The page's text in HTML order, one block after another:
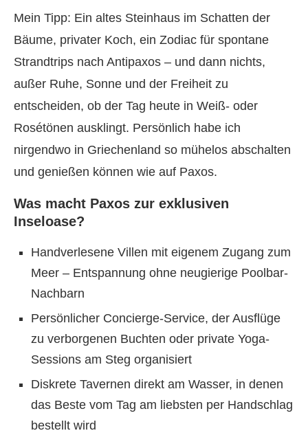
Mein Tipp: Ein altes Steinhaus im Schatten der
Bäume, privater Koch, ein Zodiac für spontane
Strandtrips nach Antipaxos – und dann nichts,
außer Ruhe, Sonne und der Freiheit zu
entscheiden, ob der Tag heute in Weiß- oder
Rosétönen ausklingt. Persönlich habe ich
nirgendwo in Griechenland so mühelos abschalten
und genießen können wie auf Paxos.
Was macht Paxos zur exklusiven
Inseloase?
Handverlesene Villen mit eigenem Zugang zum
Meer – Entspannung ohne neugierige Poolbar-
Nachbarn
Persönlicher Concierge-Service, der Ausflüge
zu verborgenen Buchten oder private Yoga-
Sessions am Steg organisiert
Diskrete Tavernen direkt am Wasser, in denen
das Beste vom Tag am liebsten per Handschlag
bestellt wird